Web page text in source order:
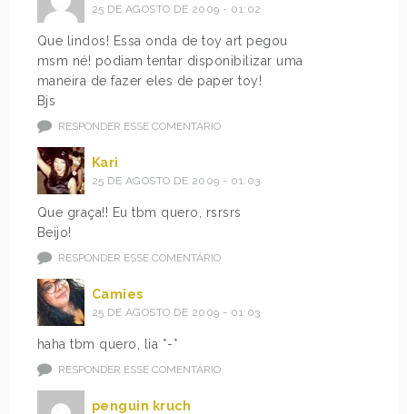
25 DE AGOSTO DE 2009 - 01:02
Que lindos! Essa onda de toy art pegou
msm né! podiam tentar disponibilizar uma
maneira de fazer eles de paper toy!
Bjs
RESPONDER ESSE COMENTÁRIO
Kari
25 DE AGOSTO DE 2009 - 01:03
Que graça!! Eu tbm quero, rsrsrs
Beijo!
RESPONDER ESSE COMENTÁRIO
Camies
25 DE AGOSTO DE 2009 - 01:03
haha tbm quero, lia *-*
RESPONDER ESSE COMENTÁRIO
penguin kruch